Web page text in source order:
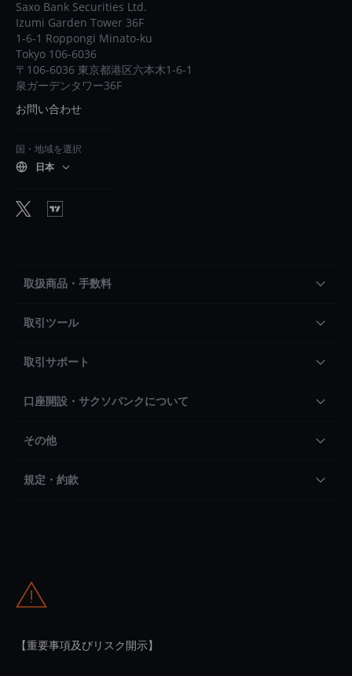
Saxo Bank Securities Ltd.
Izumi Garden Tower 36F
1-6-1 Roppongi Minato-ku
Tokyo 106-6036
〒106-6036 東京都港区六本木1-6-1
泉ガーデンタワー36F
お問い合わせ
国・地域を選択
日本
取扱商品・手数料
取引ツール
取引サポート
口座開設・サクソバンクについて
その他
規定・約款
【重要事項及びリスク開示】